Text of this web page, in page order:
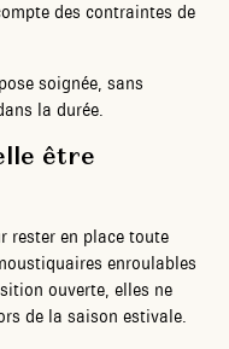
des contraintes de
soignée, sans
la durée.
être
rester en place toute
enroulables
ouverte, elles ne
de la saison estivale.